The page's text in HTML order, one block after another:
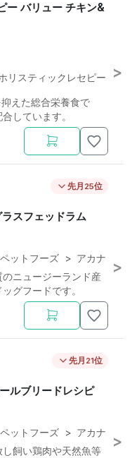
ー バリュー チキン&
リスティックレセピー
えた総合栄養食で
しています。
先月25位
スフェッドラム
ットフーズ > アカナ
ニュージーランド産
グフードです。
先月21位
ルブリードレシピ
ットフーズ > アカナ
飼い鶏肉や天然魚等